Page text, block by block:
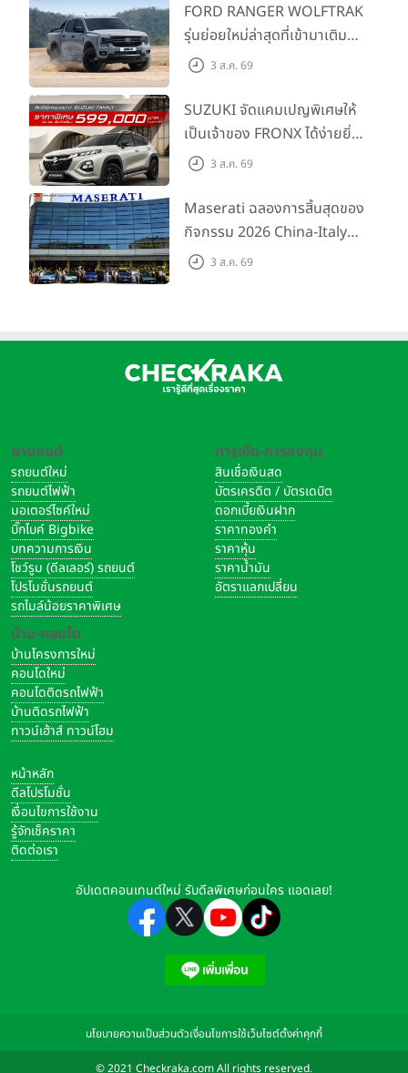
ในช่วงระยะเวลากว่า 12 ปีที่ผ่านมา เอ็มจี ได้ดำเนินธุรกิจและเติบโต
อย่างแข็งแกร่งภายใต้การบริหารของคุณพงษ์ศักดิ์ เลิศฤดี
วัฒนวงศ์ผู้ซึ่งได้รับมอบหมายบทบาทใหม่ในการบริหารกลุ่มธุรกิจ
ยานยนต์จีน โดยตลอดระยะเวลาการดำรงตำแหน่ง ได้ร่วมวาง
รากฐานสำคัญให้กับแบรนด์ เอ็มจี ทั้งในด้านการกำหนดทิศทาง
องค์กร การสร้างแนวทางการดำเนินธุรกิจรูปแบบใหม่ ตลอดจน
การพัฒนาระบบการบริหารจัดการอย่างมีประสิทธิภาพ ส่งผลให้
เอ็มจี สามารถเติบโตอย่างต่อเนื่อง พร้อมสร้างความแข็งแกร่งและ
ต่อยอดสู่การเติบโตอย่างยั่งยืนในระยะยาว
สอบถามข้อมูลเพิ่มเติมได้ที่ศูนย์ลูกค้าสัมพันธ์ MG CALL
CENTRE โทร. 1267 และสามารถติดตามข้อมูลข่าวสารเพิ่มเติม
ของ เอ็มจี ได้ที่
Facebook:www.facebook.com/MGcarsThailand
Twitter: @mg_thailand
Instagram: @mgthailand
Application: MG Thailand
รวมดีล โปรโมชั่นรถยนต์ MG ทุกรุ่น
รถยนต์ MG ทุกรุ่น
แท็กที่เกี่ยวข้อง ข่าวเอ็มจี
MGThailand
MGCarsTH
PassionDrives
FORD RANGER WOLFTRAK
รุ่นย่อยใหม่ล่าสุดที่เข้ามาเติม
เต็มไลน์อัป พร้อมตอบโจทย์ทุก
พร้อมลุย ด้วยราคาพิเศษเริ่ม
ต้นที่ 9.49 แสนบาท
3 ส.ค. 69
SUZUKI จัดแคมเปญพิเศษให้
เป็นเจ้าของ FRONX ได้ง่ายยิ่ง
ขึ้นสำหรับรุ่น GL ราคาพิเศษ
200 คัน พร้อมข้อเสนอสุดคุ้ม
3 ส.ค. 69
Maserati ฉลองการสิ้นสุดของ
กิจกรรม 2026 China-Italy
Grand Tour ณ สำนักงาน
3 ส.ค. 69
ยานยนต์
รถยนต์ใหม่
รถยนต์ไฟฟ้า
มอเตอร์ไซค์ใหม่
บิ๊กไบค์ Bigbike
บทความการเงิน
โชว์รูม (ดีลเลอร์) รถยนต์
โปรโมชั่นรถยนต์
รถไมล์น้อยราคาพิเศษ
บ้าน-คอนโด
บ้านโครงการใหม่
คอนโดใหม่
คอนโดติดรถไฟฟ้า
บ้านติดรถไฟฟ้า
ทาวน์เฮ้าส์ ทาวน์โฮม
การเงิน-การลงทุน
สินเชื่อเงินสด
บัตรเครดิต / บัตรเดบิต
ดอกเบี้ยเงินฝาก
ราคาทองคำ
ราคาหุ้น
ราคาน้ำมัน
อัตราแลกเปลี่ยน
หน้าหลัก
ดีลโปรโมชั่น
เงื่อนไขการใช้งาน
รู้จักเช็คราคา
ติดต่อเรา
อัปเดตคอนเทนต์ใหม่ รับดีลพิเศษก่อนใคร แอดเลย!
นโยบายความเป็นส่วนตัวเงื่อนไขการใช้เว็บไซต์ตั้งค่าคุกกี้
© 2021 Checkraka.com All rights reserved.